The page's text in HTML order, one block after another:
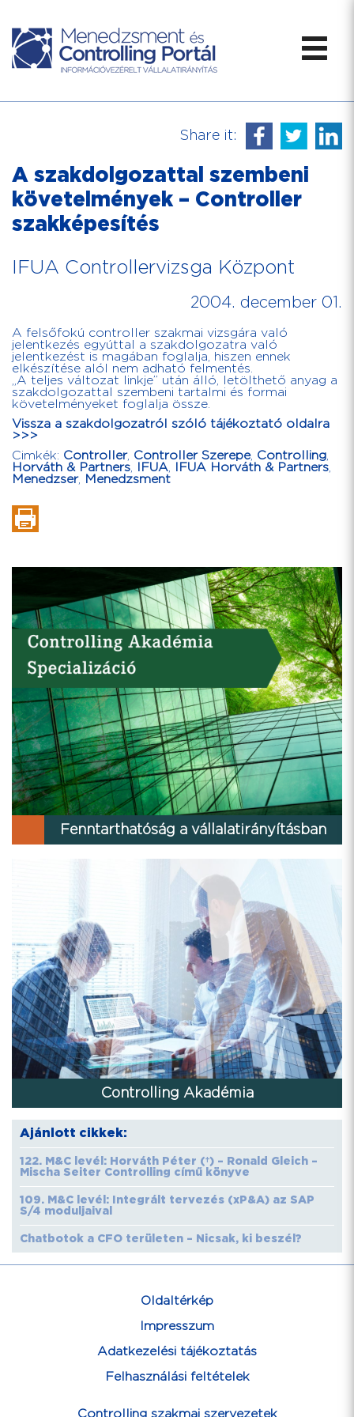
Share it:
A szakdolgozattal szembeni
követelmények – Controller
szakképesítés
IFUA Controllervizsga Központ
2004. december 01.
A felsőfokú controller szakmai vizsgára való
jelentkezés egyúttal a szakdolgozatra való
jelentkezést is magában foglalja, hiszen ennek
elkészítése alól nem adható felmentés.
„A teljes változat linkje” után álló, letölthető anyag a
szakdolgozattal szembeni tartalmi és formai
követelményeket foglalja össze.
Vissza a szakdolgozatról szóló tájékoztató oldalra
>>>
Cimkék: Controller, Controller Szerepe, Controlling,
Horváth & Partners, IFUA, IFUA Horváth & Partners,
Menedzser, Menedzsment
Fenntarthatóság a vállalatirányításban
Controlling Akadémia
Ajánlott cikkek:
122. M&C levél: Horváth Péter (†) – Ronald Gleich –
Mischa Seiter Controlling című könyve
109. M&C levél: Integrált tervezés (xP&A) az SAP
S/4 moduljaival
Chatbotok a CFO területen – Nicsak, ki beszél?
Oldaltérkép
Impresszum
Adatkezelési tájékoztatás
Felhasználási feltételek
Controlling szakmai szervezetek